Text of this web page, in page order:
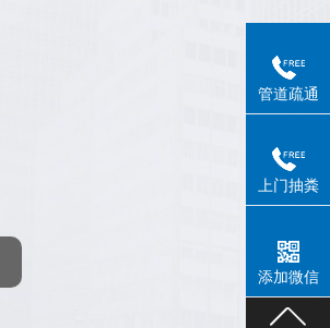
管道疏通
上门抽粪
添加微信